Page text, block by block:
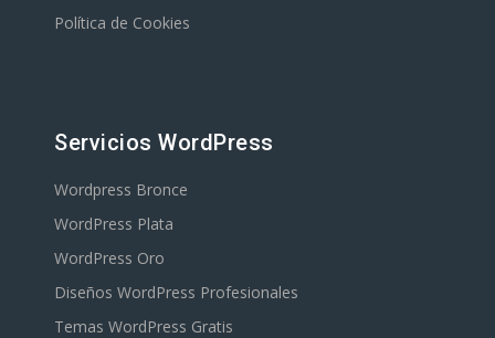
Política de Cookies
Servicios WordPress
Wordpress Bronce
WordPress Plata
WordPress Oro
Diseños WordPress Profesionales
Temas WordPress Gratis